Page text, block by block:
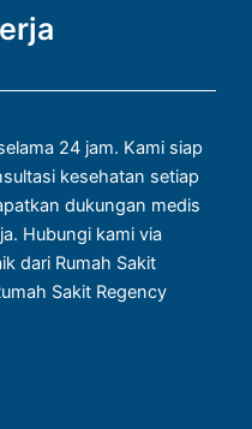
24 jam. Kami siap
kesehatan setiap
dukungan medis
Hubungi kami via
dari Rumah Sakit
Sakit Regency